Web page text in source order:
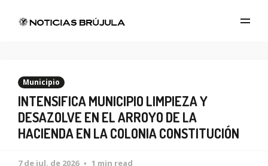
Municipio
INTENSIFICA MUNICIPIO LIMPIEZA Y
DESAZOLVE EN EL ARROYO DE LA
HACIENDA EN LA COLONIA CONSTITUCIÓN
7 de jul. de 2026 1 min read